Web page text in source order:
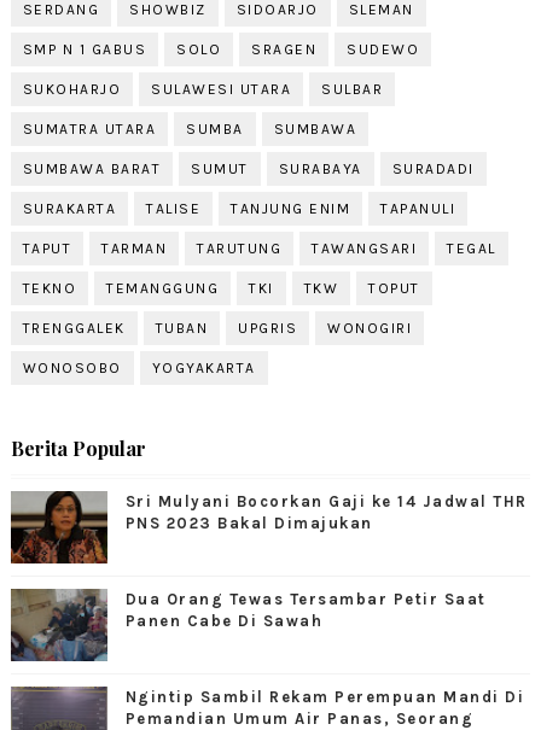
SERDANG SHOWBIZ SIDOARJO SLEMAN
SMP N 1 GABUS SOLO SRAGEN SUDEWO
SUKOHARJO SULAWESI UTARA SULBAR
SUMATRA UTARA SUMBA SUMBAWA
SUMBAWA BARAT SUMUT SURABAYA SURADADI
SURAKARTA TALISE TANJUNG ENIM TAPANULI
TAPUT TARMAN TARUTUNG TAWANGSARI TEGAL
TEKNO TEMANGGUNG TKI TKW TOPUT
TRENGGALEK TUBAN UPGRIS WONOGIRI
WONOSOBO YOGYAKARTA
Berita Popular
Sri Mulyani Bocorkan Gaji ke 14 Jadwal THR
PNS 2023 Bakal Dimajukan
Dua Orang Tewas Tersambar Petir Saat
Panen Cabe Di Sawah
Ngintip Sambil Rekam Perempuan Mandi Di
Pemandian Umum Air Panas, Seorang